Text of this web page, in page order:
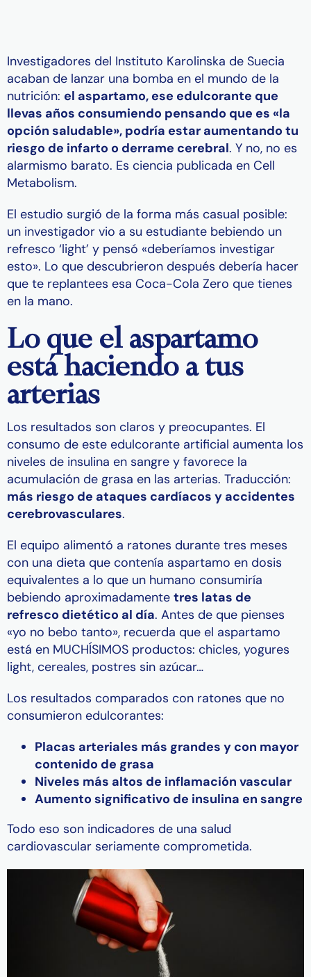
Investigadores del Instituto Karolinska de Suecia
acaban de lanzar una bomba en el mundo de la
nutrición: el aspartamo, ese edulcorante que
llevas años consumiendo pensando que es «la
opción saludable», podría estar aumentando tu
riesgo de infarto o derrame cerebral. Y no, no es
alarmismo barato. Es ciencia publicada en Cell
Metabolism.
El estudio surgió de la forma más casual posible:
un investigador vio a su estudiante bebiendo un
refresco ‘light’ y pensó «deberíamos investigar
esto». Lo que descubrieron después debería hacer
que te replantees esa Coca-Cola Zero que tienes
en la mano.
Lo que el aspartamo
está haciendo a tus
arterias
Los resultados son claros y preocupantes. El
consumo de este edulcorante artificial aumenta los
niveles de insulina en sangre y favorece la
acumulación de grasa en las arterias. Traducción:
más riesgo de ataques cardíacos y accidentes
cerebrovasculares.
El equipo alimentó a ratones durante tres meses
con una dieta que contenía aspartamo en dosis
equivalentes a lo que un humano consumiría
bebiendo aproximadamente tres latas de
refresco dietético al día. Antes de que pienses
«yo no bebo tanto», recuerda que el aspartamo
está en MUCHÍSIMOS productos: chicles, yogures
light, cereales, postres sin azúcar…
Los resultados comparados con ratones que no
consumieron edulcorantes:
Placas arteriales más grandes y con mayor
contenido de grasa
Niveles más altos de inflamación vascular
Aumento significativo de insulina en sangre
Todo eso son indicadores de una salud
cardiovascular seriamente comprometida.